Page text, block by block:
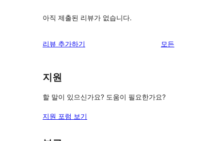
아직 제출된 리뷰가 없습니다.
리뷰 추가하기 모든
지원
할 말이 있으신가요? 도움이 필요한가요?
지원 포럼 보기